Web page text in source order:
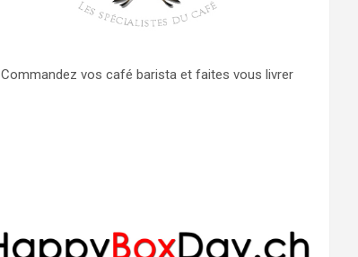
Commandez vos café barista et faites vous livrer